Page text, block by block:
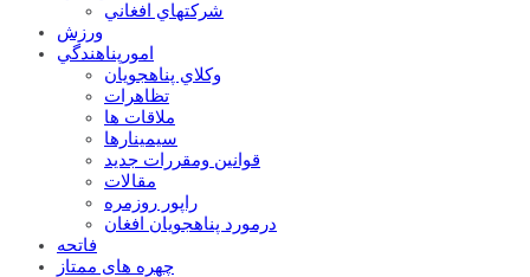
شرکتهاي افغاني
ورزش
امورپناهندگي
وکلاي پناهجويان
تظاهرات
ملاقات ها
سيمينارها
قوانين ومقررات جديد
مقالات
راپور روزمره
درمورد پناهجويان افغان
فاتحه
چهره های ممتاز